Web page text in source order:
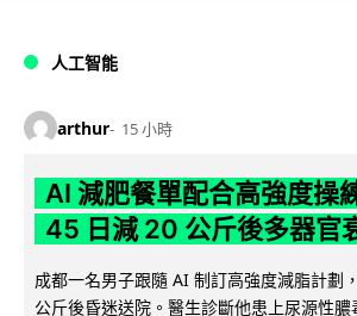
人工智能
arthur 15 小時
AI 減肥餐單配合高強度
45 日減 20 公斤後多器官
成都一名男子跟隨 AI 制訂高強度減脂計劃
公斤後昏迷送院。醫生診斷他患上尿源性